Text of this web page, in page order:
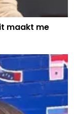
maakt me